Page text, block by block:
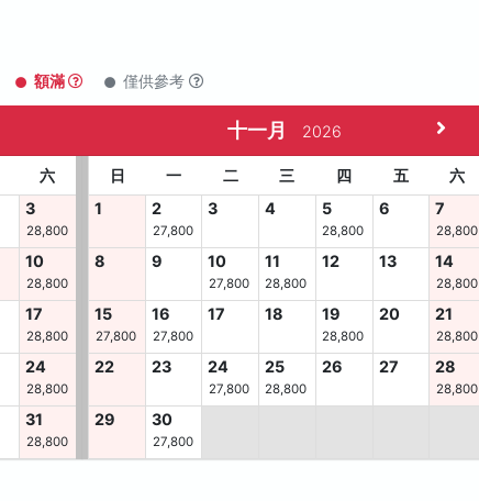
額滿 僅供參考
六
3
28,800
10
28,800
17
28,800
24
28,800
31
28,800
十一月 2026
日 一 二 三 四 五
六
1
2
27,800
3 4 5
28,800
6 7
28,800
8 9 10
27,800
11
28,800
12 13 14
28,800
15
27,800
16
27,800
17 18 19
28,800
20 21
28,800
22 23 24
27,800
25
28,800
26 27 28
28,800
29 30
27,800